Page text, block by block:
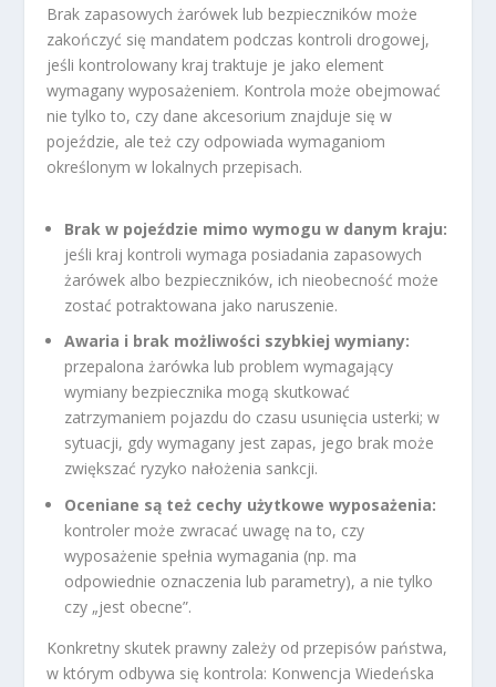
Brak zapasowych żarówek lub bezpieczników może
zakończyć się mandatem podczas kontroli drogowej,
jeśli kontrolowany kraj traktuje je jako element
wymagany wyposażeniem. Kontrola może obejmować
nie tylko to, czy dane akcesorium znajduje się w
pojeździe, ale też czy odpowiada wymaganiom
określonym w lokalnych przepisach.
Brak w pojeździe mimo wymogu w danym kraju:
jeśli kraj kontroli wymaga posiadania zapasowych
żarówek albo bezpieczników, ich nieobecność może
zostać potraktowana jako naruszenie.
Awaria i brak możliwości szybkiej wymiany:
przepalona żarówka lub problem wymagający
wymiany bezpiecznika mogą skutkować
zatrzymaniem pojazdu do czasu usunięcia usterki; w
sytuacji, gdy wymagany jest zapas, jego brak może
zwiększać ryzyko nałożenia sankcji.
Oceniane są też cechy użytkowe wyposażenia:
kontroler może zwracać uwagę na to, czy
wyposażenie spełnia wymagania (np. ma
odpowiednie oznaczenia lub parametry), a nie tylko
czy „jest obecne”.
Konkretny skutek prawny zależy od przepisów państwa,
w którym odbywa się kontrola: Konwencja Wiedeńska